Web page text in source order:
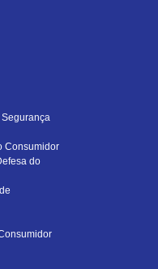
Consumidor
do